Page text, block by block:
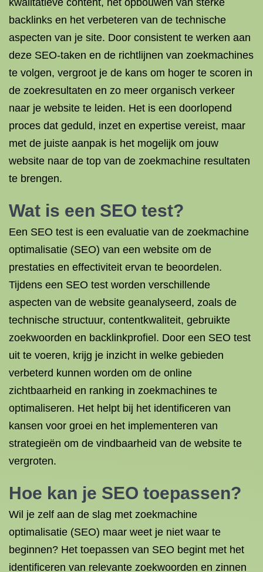
kwalitatieve content, het opbouwen van sterke
backlinks en het verbeteren van de technische
aspecten van je site. Door consistent te werken aan
deze SEO-taken en de richtlijnen van zoekmachines
te volgen, vergroot je de kans om hoger te scoren in
de zoekresultaten en zo meer organisch verkeer
naar je website te leiden. Het is een doorlopend
proces dat geduld, inzet en expertise vereist, maar
met de juiste aanpak is het mogelijk om jouw
website naar de top van de zoekmachine resultaten
te brengen.
Wat is een SEO test?
Een SEO test is een evaluatie van de zoekmachine
optimalisatie (SEO) van een website om de
prestaties en effectiviteit ervan te beoordelen.
Tijdens een SEO test worden verschillende
aspecten van de website geanalyseerd, zoals de
technische structuur, contentkwaliteit, gebruikte
zoekwoorden en backlinkprofiel. Door een SEO test
uit te voeren, krijg je inzicht in welke gebieden
verbeterd kunnen worden om de online
zichtbaarheid en ranking in zoekmachines te
optimaliseren. Het helpt bij het identificeren van
kansen voor groei en het implementeren van
strategieën om de vindbaarheid van de website te
vergroten.
Hoe kan je SEO toepassen?
Wil je zelf aan de slag met zoekmachine
optimalisatie (SEO) maar weet je niet waar te
beginnen? Het toepassen van SEO begint met het
identificeren van relevante zoekwoorden en zinnen